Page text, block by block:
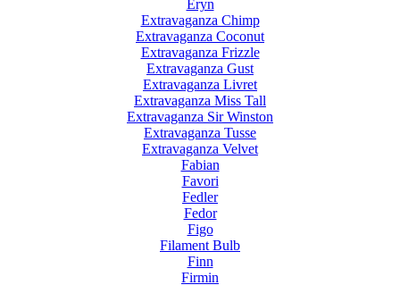
Eryn
Extravaganza Chimp
Extravaganza Coconut
Extravaganza Frizzle
Extravaganza Gust
Extravaganza Livret
Extravaganza Miss Tall
Extravaganza Sir Winston
Extravaganza Tusse
Extravaganza Velvet
Fabian
Favori
Fedler
Fedor
Figo
Filament Bulb
Finn
Firmin